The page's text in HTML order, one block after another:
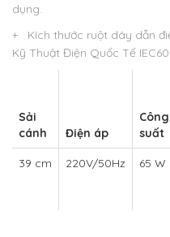
dụng.
+ Kích thước ruột dây dẫn
Kỹ Thuật Điện Quốc Tế
Sải
cánh
Điện áp
Công
suất
39 cm 220V/50Hz 65 W